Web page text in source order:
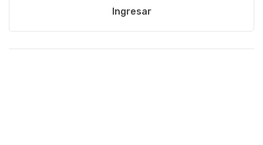
Ingresar